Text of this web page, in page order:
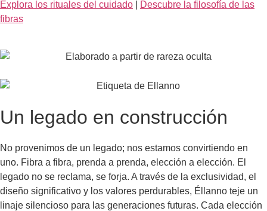
Explora los rituales del cuidado
Descubre la filosofía de las
fibras
Un legado en construcción
No provenimos de un legado; nos estamos convirtiendo en
uno. Fibra a fibra, prenda a prenda, elección a elección. El
legado no se reclama, se forja. A través de la exclusividad, el
diseño significativo y los valores perdurables, Éllanno teje un
linaje silencioso para las generaciones futuras. Cada elección